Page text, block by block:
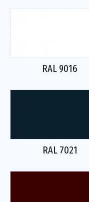
RAL 9016
RAL 7021